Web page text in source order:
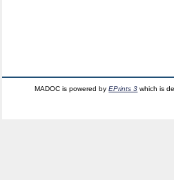
MADOC is powered byEPrints 3 which is